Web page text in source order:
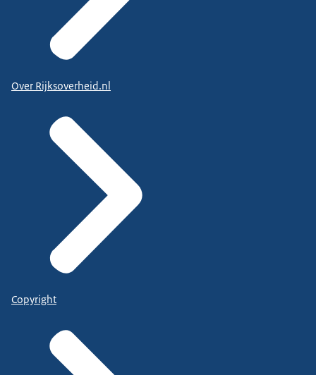
Over Rijksoverheid.nl
Copyright